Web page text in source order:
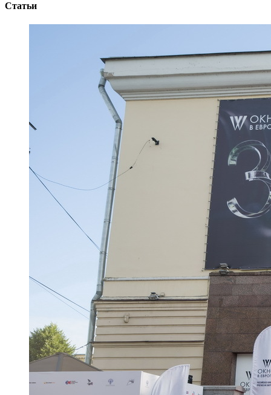
Статьи